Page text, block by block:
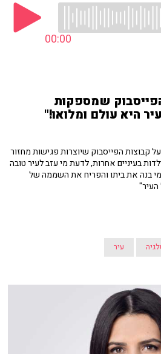
00:00
שמספקות
היא עולם ומלואו!"
קבוצות הפייסבוק שיוצרות פגישות מחזור
בעיניים אחרות, לדעת מי עזב לעיר טובה
בנה את ביתו והפריח את השממה של
עיר